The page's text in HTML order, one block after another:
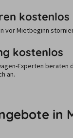
kostenlos
vor Mietbeginn
kostenlos
Experten beraten
an.
in